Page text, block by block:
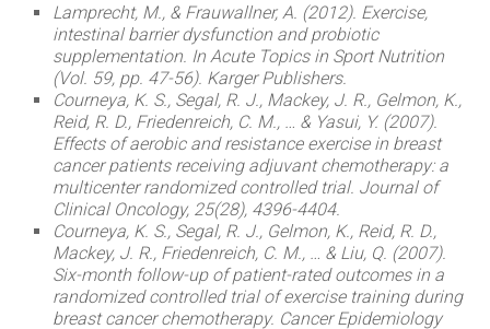
Lamprecht, M., & Frauwallner, A. (2012). Exercise,
intestinal barrier dysfunction and probiotic
supplementation. In Acute Topics in Sport Nutrition
(Vol. 59, pp. 47-56). Karger Publishers.
Courneya, K. S., Segal, R. J., Mackey, J. R., Gelmon, K.,
Reid, R. D., Friedenreich, C. M., … & Yasui, Y. (2007).
Effects of aerobic and resistance exercise in breast
cancer patients receiving adjuvant chemotherapy: a
multicenter randomized controlled trial. Journal of
Clinical Oncology, 25(28), 4396-4404.
Courneya, K. S., Segal, R. J., Gelmon, K., Reid, R. D.,
Mackey, J. R., Friedenreich, C. M., … & Liu, Q. (2007).
Six-month follow-up of patient-rated outcomes in a
randomized controlled trial of exercise training during
breast cancer chemotherapy. Cancer Epidemiology